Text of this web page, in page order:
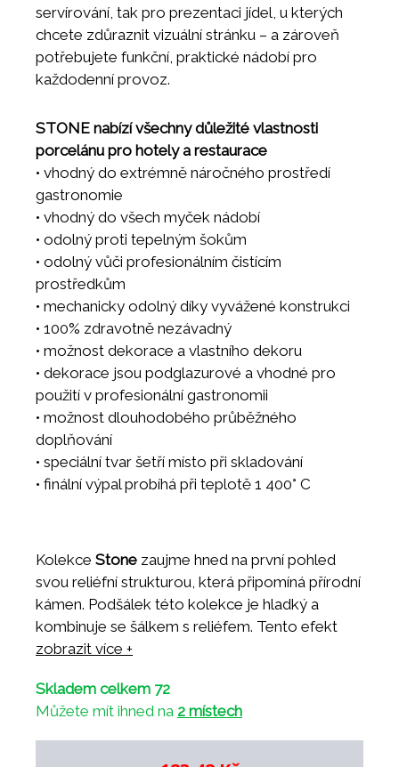
servírování, tak pro prezentaci jídel, u kterých
chcete zdůraznit vizuální stránku – a zároveň
potřebujete funkční, praktické nádobí pro
každodenní provoz.
STONE nabízí všechny důležité vlastnosti
porcelánu pro hotely a restaurace
• vhodný do extrémně náročného prostředí
gastronomie
• vhodný do všech myček nádobí
• odolný proti tepelným šokům
• odolný vůči profesionálním čistícím
prostředkům
• mechanicky odolný díky vyvážené konstrukci
• 100% zdravotně nezávadný
• možnost dekorace a vlastního dekoru
• dekorace jsou podglazurové a vhodné pro
použití v profesionální gastronomii
• možnost dlouhodobého průběžného
doplňování
• speciální tvar šetří místo při skladování
• finální výpal probíhá při teplotě 1 400° C
Kolekce Stone zaujme hned na první pohled
svou reliéfní strukturou, která připomíná přírodní
kámen. Podšálek této kolekce je hladký a
kombinuje se šálkem s reliéfem. Tento efekt
dodává porcelánu osobitost a dělá z něj
Zároveň patří do naší nabídky
porcelánu– kolekcí, které umožňují vytvářet
výjimečné prezentace jídel díky svým osobitým
designům. Stone tak spojuje atraktivní vzhled s
zobrazit více +
Skladem celkem 72
Můžete mít ihned na 2 místech